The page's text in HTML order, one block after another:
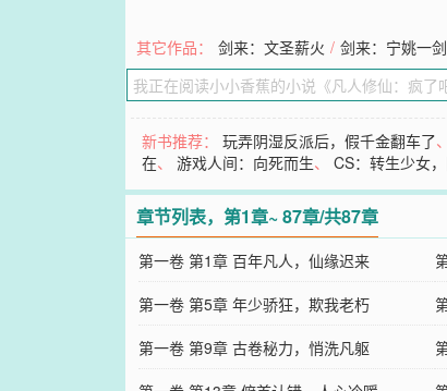
其它作品： 剑来：文圣薪火 / 剑来：宁姚一
新书推荐：玩弄阴湿反派后，假千金翻车了
在、游戏人间：向死而生、CS：转生少女
章节列表，第1章~ 87章/共87章
第一卷 第1章 百年凡人，仙缘迟来
第一卷 第5章 年少骄狂，欺我老朽
第一卷 第9章 古卷秘力，悄洗凡躯